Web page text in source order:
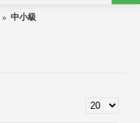
中小級